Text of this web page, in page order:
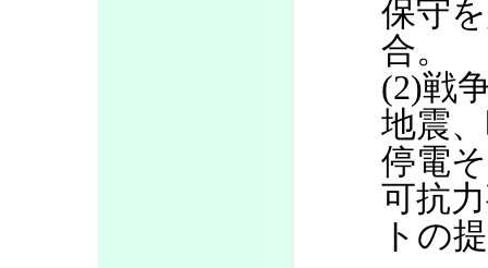
保守
合。
(2)戦
地震
停電
可抗
トの